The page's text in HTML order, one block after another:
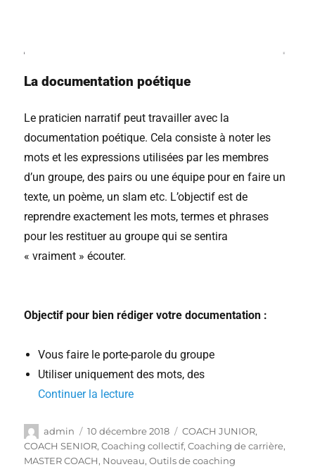
La documentation poétique
Le praticien narratif peut travailler avec la
documentation poétique. Cela consiste à noter les
mots et les expressions utilisées par les membres
d’un groupe, des pairs ou une équipe pour en faire un
texte, un poème, un slam etc. L’objectif est de
reprendre exactement les mots, termes et phrases
pour les restituer au groupe qui se sentira
« vraiment » écouter.
Objectif pour bien rédiger votre documentation :
Vous faire le porte-parole du groupe
Utiliser uniquement des mots, des
Continuer la lecture
admin 10 décembre 2018 COACH JUNIOR,
COACH SENIOR,Coaching collectif,Coaching de carrière,
MASTER COACH, Nouveau,Outils de coaching